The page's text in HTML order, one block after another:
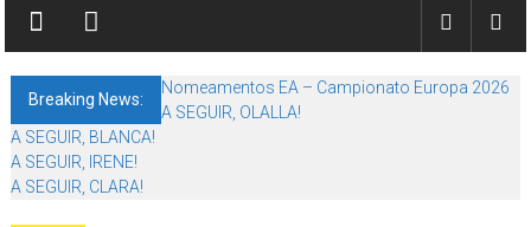
Breaking News:
Nomeamentos EA – Campionato Europa 2026
A SEGUIR, OLALLA!
A SEGUIR, BLANCA!
A SEGUIR, IRENE!
A SEGUIR, CLARA!